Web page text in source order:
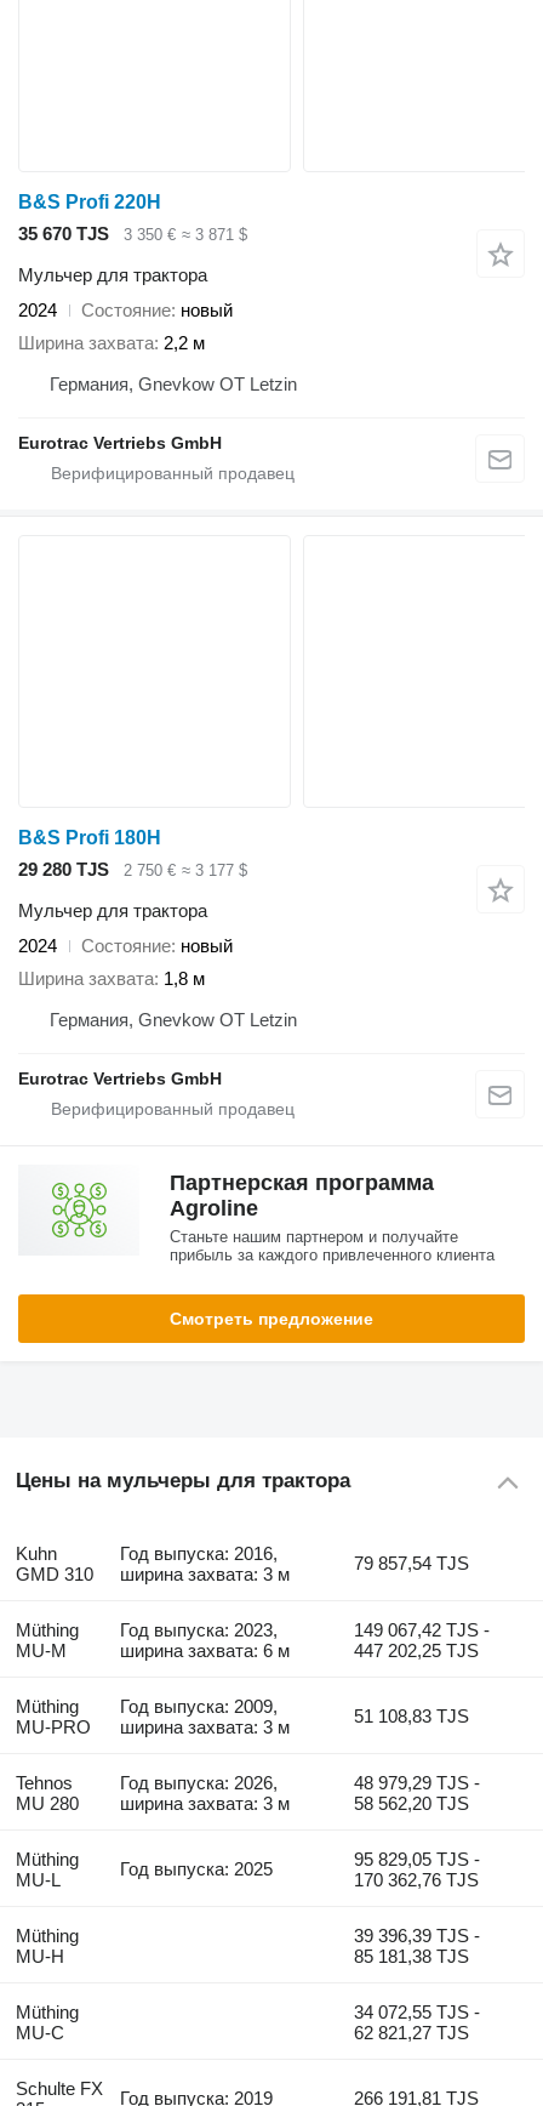
B&S Profi 220H
35 670 TJS
3 350 € ≈ 3 871 $
Мульчер для трактора
2024
Состояние новый
Ширина захвата 2,2 м
Германия, Gnevkow OT Letzin
Eurotrac Vertriebs GmbH
B&S Profi 180H
29 280 TJS
2 750 € ≈ 3 177 $
Мульчер для трактора
2024
Состояние новый
Ширина захвата 1,8 м
Германия, Gnevkow OT Letzin
Eurotrac Vertriebs GmbH
Партнерская программа
Agroline
Станьте нашим партнером и получайте
прибыль за каждого привлеченного клиента
Смотреть предложение
Цены на мульчеры для трактора
Kuhn
GMD 310
Год выпуска: 2016,
ширина захвата: 3 м
79 857,54 TJS
Müthing
MU-M
Год выпуска: 2023,
ширина захвата: 6 м
149 067,42 TJS -
447 202,25 TJS
Müthing
MU-PRO
Год выпуска: 2009,
ширина захвата: 3 м
51 108,83 TJS
Tehnos
MU 280
Год выпуска: 2026,
ширина захвата: 3 м
48 979,29 TJS -
58 562,20 TJS
Müthing
MU-L
Год выпуска: 2025
95 829,05 TJS -
170 362,76 TJS
Müthing
MU-H
39 396,39 TJS -
85 181,38 TJS
Müthing
MU-C
34 072,55 TJS -
62 821,27 TJS
Schulte FX
Год выпуска: 2019 266 191,81 TJS